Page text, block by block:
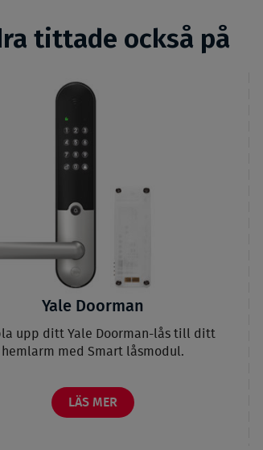
tittade också på
Yale Doorman
upp ditt Yale Doorman-lås till ditt
hemlarm med Smart låsmodul.
LÄS MER